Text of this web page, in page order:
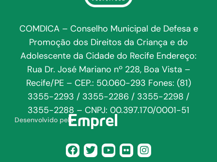
COMDICA – Conselho Municipal de Defesa e
Promoção dos Direitos da Criança e do
Adolescente da Cidade do Recife Endereço:
Rua Dr. José Mariano nº 228, Boa Vista –
Recife/PE – CEP.: 50.060-293 Fones: (81)
3355-2293 / 3355-2286 / 3355-2298 /
3355-2288 – CNPJ: 00.397.170/0001-51
Desenvolvido pela